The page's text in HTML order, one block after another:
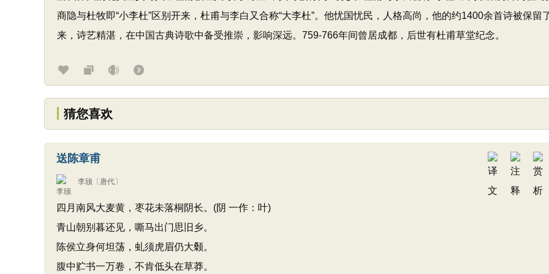
商隐与杜牧即“小李杜”区别开来，杜甫与李白又合称“大李杜”。他忧国忧民，人格高尚，他的约1400余首诗被保留
来，诗艺精湛，在中国古典诗歌中备受推崇，影响深远。759-766年间曾居成都，后世有杜甫草堂纪念。
猜您喜欢
送陈章甫
李颀 〔唐代〕
四月南风大麦黄，枣花未落桐阴长。(阴 一作：叶)
青山朝别暮还见，嘶马出门思旧乡。
陈侯立身何坦荡，虬须虎眉仍大颡。
腹中贮书一万卷，不肯低头在草莽。